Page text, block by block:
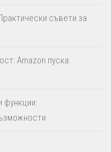
съвети за
Amazon пуска
функции: